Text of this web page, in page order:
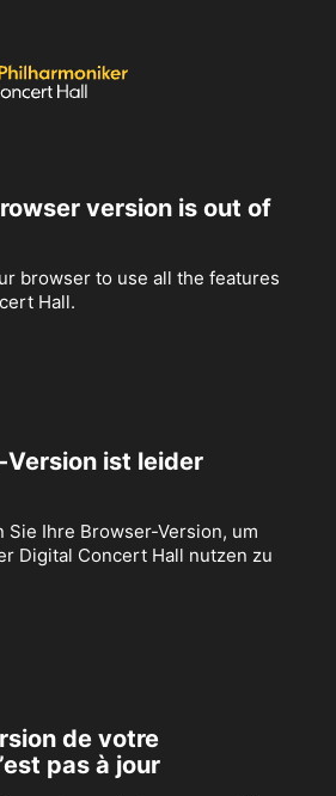
version is out of
browser to use all the features
Hall.
Version ist leider
Sie Ihre Browser-Version, um
Digital Concert Hall nutzen zu
de votre
pas à jour